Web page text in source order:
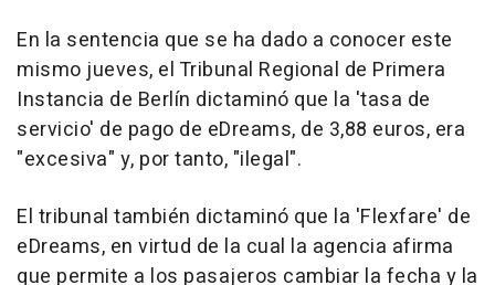
En la sentencia que se ha dado a conocer este
mismo jueves, el Tribunal Regional de Primera
Instancia de Berlín dictaminó que la 'tasa de
servicio' de pago de eDreams, de 3,88 euros, era
"excesiva" y, por tanto, "ilegal".
El tribunal también dictaminó que la 'Flexfare' de
eDreams, en virtud de la cual la agencia afirma
que permite a los pasajeros cambiar la fecha y la